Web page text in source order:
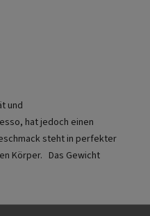
und
hat jedoch einen
steht in perfekter
Körper. Das Gewicht